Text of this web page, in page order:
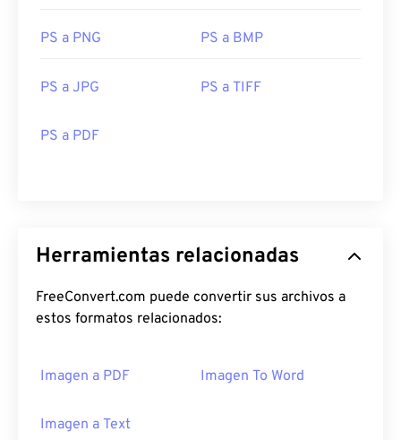
PS a PNG PS a BMP
PS a JPG PS a TIFF
PS a PDF
Herramientas relacionadas
FreeConvert.com puede convertir sus archivos a
estos formatos relacionados:
Imagen a PDF Imagen To Word
Imagen a Text